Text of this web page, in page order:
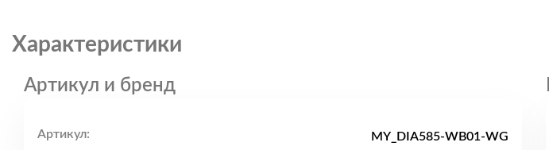
Характеристики
Артикул и бренд
Артикул:
MY_DIA585-WB01-WG